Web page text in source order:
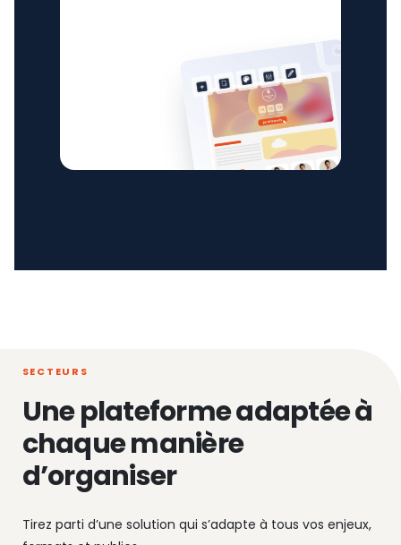
SECTEURS
Une plateforme adaptée à
chaque manière
d’organiser
Tirez parti d’une solution qui s’adapte à tous vos enjeux,